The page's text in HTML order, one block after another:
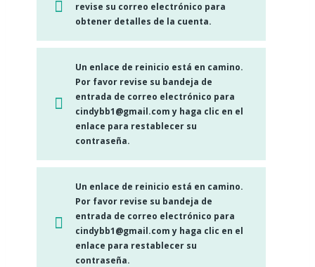
revise su correo electrónico para
obtener detalles de la cuenta.
Un enlace de reinicio está en camino.
Por favor revise su bandeja de
entrada de correo electrónico para
cindybb1@gmail.com y haga clic en el
enlace para restablecer su
contraseña.
Un enlace de reinicio está en camino.
Por favor revise su bandeja de
entrada de correo electrónico para
cindybb1@gmail.com y haga clic en el
enlace para restablecer su
contraseña.